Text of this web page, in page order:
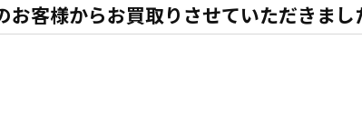
お客様からお買取りさせていただきまし